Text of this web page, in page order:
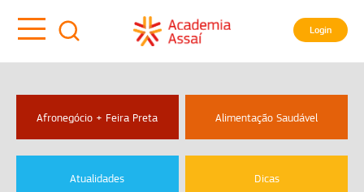
Login
Afronegócio + Feira Preta Alimentação Saudável
Atualidades Dicas